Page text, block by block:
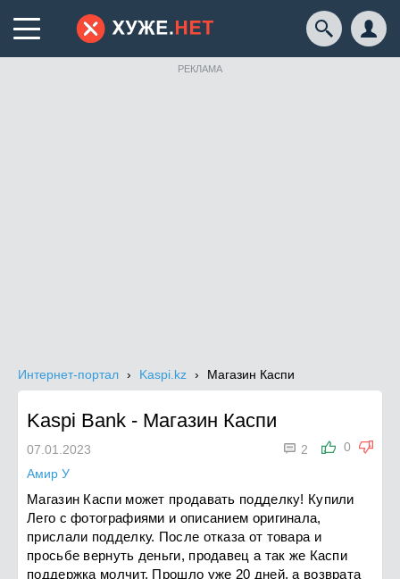
РЕКЛАМА
Интернет-портал Kaspi.kz Магазин Каспи
Kaspi Bank - Магазин Каспи
0
 2
07.01.2023
Амир У
Магазин Каспи может продавать подделку! Купили
Лего с фотографиями и описанием оригинала,
прислали подделку. После отказа от товара и
просьбе вернуть деньги, продавец а так же Каспи
поддержка молчит. Прошло уже 20 дней, а возврата